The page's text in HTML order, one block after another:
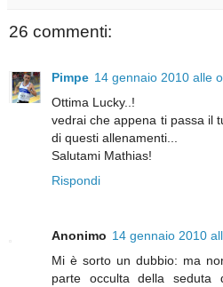
26 commenti:
Pimpe 14 gennaio 2010 alle
Ottima Lucky..!
vedrai che appena ti passa il
di questi allenamenti...
Salutami Mathias!
Rispondi
Anonimo 14 gennaio 2010
Mi è sorto un dubbio: ma
parte occulta della seduta